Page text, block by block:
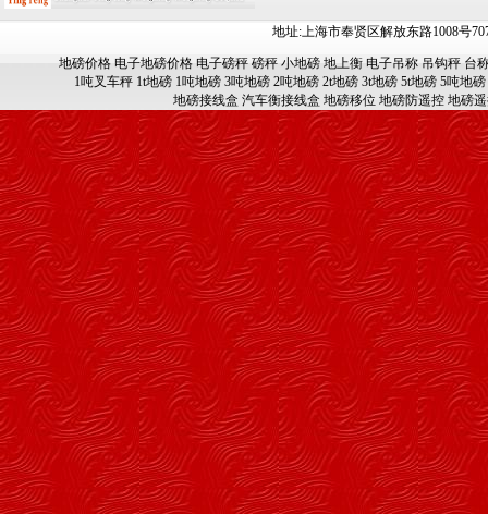
地址:上海市奉贤区解放东路1008号
地磅价格 电子地磅价格 电子磅秤 磅秤 小地磅 地上衡 电子吊称 吊钩秤 台
1吨叉车秤 1t地磅 1吨地磅 3吨地磅 2吨地磅 2t地磅 3t地磅 5t地磅 5吨地磅
地磅接线盒 汽车衡接线盒 地磅移位 地磅防遥控 地磅